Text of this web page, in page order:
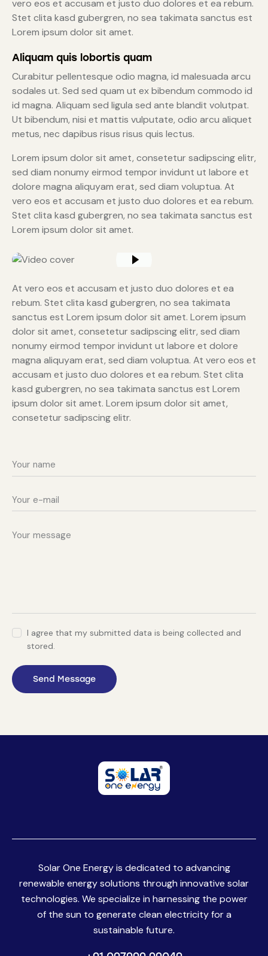
vero eos et accusam et justo duo dolores et ea rebum.
Stet clita kasd gubergren, no sea takimata sanctus est
Lorem ipsum dolor sit amet.
Aliquam quis lobortis quam
Curabitur pellentesque odio magna, id malesuada arcu
sodales ut. Sed sed quam ut ex bibendum commodo id
id magna. Aliquam sed ligula sed ante blandit volutpat.
Ut bibendum, nisi et mattis vulputate, odio arcu aliquet
metus, nec dapibus risus risus quis lectus.
Lorem ipsum dolor sit amet, consetetur sadipscing elitr,
sed diam nonumy eirmod tempor invidunt ut labore et
dolore magna aliquyam erat, sed diam voluptua. At
vero eos et accusam et justo duo dolores et ea rebum.
Stet clita kasd gubergren, no sea takimata sanctus est
Lorem ipsum dolor sit amet.
At vero eos et accusam et justo duo dolores et ea
rebum. Stet clita kasd gubergren, no sea takimata
sanctus est Lorem ipsum dolor sit amet. Lorem ipsum
dolor sit amet, consetetur sadipscing elitr, sed diam
nonumy eirmod tempor invidunt ut labore et dolore
magna aliquyam erat, sed diam voluptua. At vero eos et
accusam et justo duo dolores et ea rebum. Stet clita
kasd gubergren, no sea takimata sanctus est Lorem
ipsum dolor sit amet. Lorem ipsum dolor sit amet,
consetetur sadipscing elitr.
I agree that my submitted data is being collected and
stored.
Send Message
Solar One Energy is dedicated to advancing
renewable energy solutions through innovative solar
technologies. We specialize in harnessing the power
of the sun to generate clean electricity for a
sustainable future.